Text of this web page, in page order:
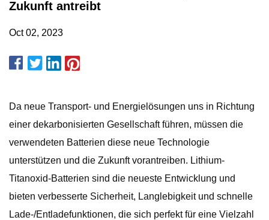
Zukunft antreibt
Oct 02, 2023
Da neue Transport- und Energielösungen uns in Richtung
einer dekarbonisierten Gesellschaft führen, müssen die
verwendeten Batterien diese neue Technologie
unterstützen und die Zukunft vorantreiben. Lithium-
Titanoxid-Batterien sind die neueste Entwicklung und
bieten verbesserte Sicherheit, Langlebigkeit und schnelle
Lade-/Entladefunktionen, die sich perfekt für eine Vielzahl